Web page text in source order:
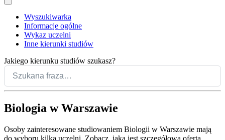
Wyszukiwarka
Informacje ogólne
Wykaz uczelni
Inne kierunki studiów
Jakiego kierunku studiów szukasz?
Biologia w Warszawie
Osoby zainteresowane studiowaniem Biologii w Warszawie mają